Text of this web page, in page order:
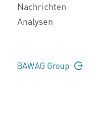
Nachrichten
Analysen
BAWAG Group